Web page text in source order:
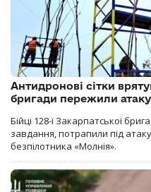
Антидронові сітки
бригади пережили атаку
Бійці 128-ї Закарпатської
завдання, потрапили під
безпілотника «Молнія».